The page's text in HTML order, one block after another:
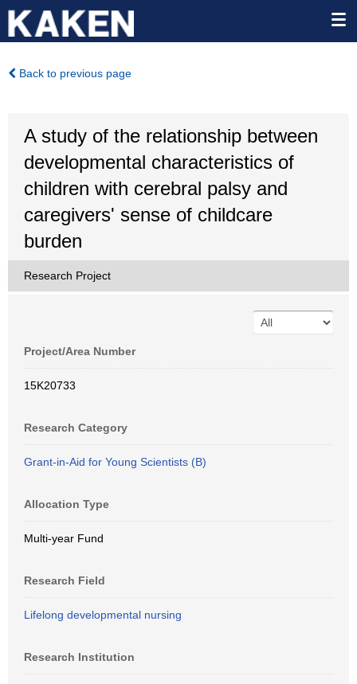
Back to previous page
A study of the relationship between
developmental characteristics of
children with cerebral palsy and
caregivers' sense of childcare
burden
Research Project
Project/Area Number
15K20733
Research Category
Grant-in-Aid for Young Scientists (B)
Allocation Type
Multi-year Fund
Research Field
Lifelong developmental nursing
Research Institution